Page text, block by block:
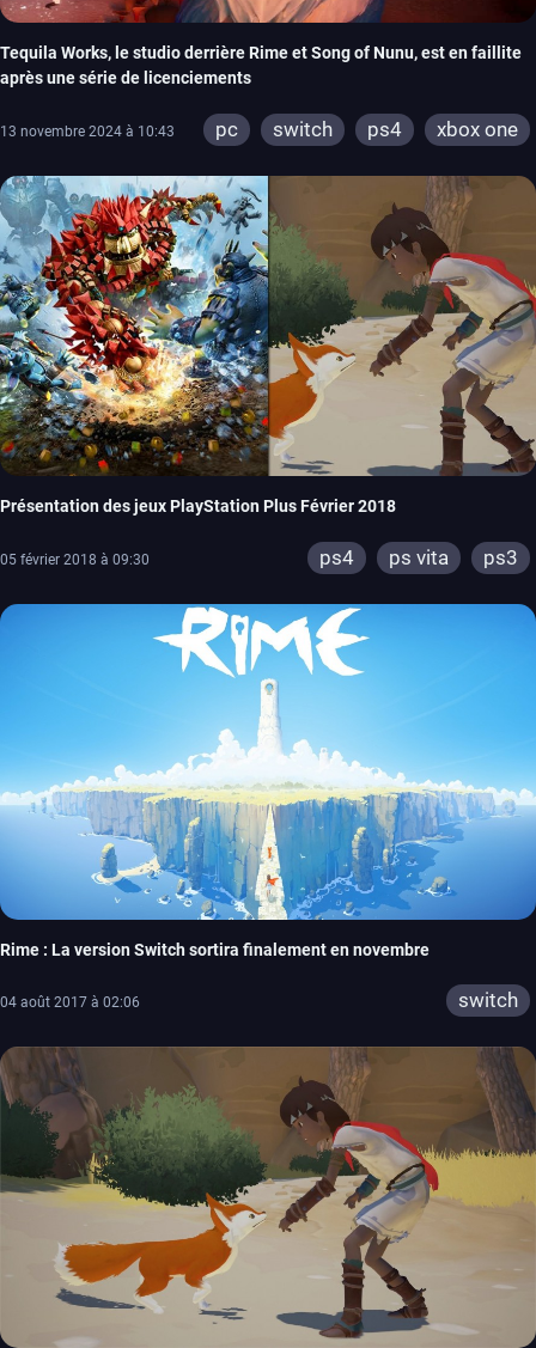
Tequila Works, le studio derrière Rime et Song of Nunu, est en faillite
après une série de licenciements
13 novembre 2024 à 10:43 pc switch ps4 xbox one
Présentation des jeux PlayStation Plus Février 2018
05 février 2018 à 09:30 ps4 ps vita ps3
Rime : La version Switch sortira finalement en novembre
04 août 2017 à 02:06 switch